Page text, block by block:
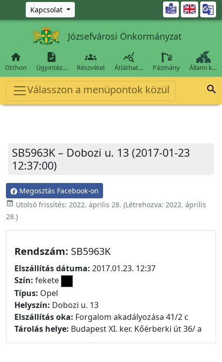
Ugrás a fő tartalomra
Kapcsolat 
Józsefvárosi Önkormányzat

Otthon

Ügyintéz…

Részvétel

Átláthat… Pázmány Állami k…
Válasszon a menüpontok közül 
SB5963K – Dobozi u. 13 (2017-01-23
12:37:00)
Megosztás Facebook-on
event_available Utolsó frissítés: 2022. április 28. (Létrehozva: 2022. április
28.)
Rendszám: SB5963K
Elszállítás dátuma: 2017.01.23. 12:37
Szín: fekete
Típus: Opel
Helyszín: Dobozi u. 13
Elszállítás oka: Forgalom akadályozása 41/2 c
Tárolás helye: Budapest XI. ker. Kőérberki út 36/ a